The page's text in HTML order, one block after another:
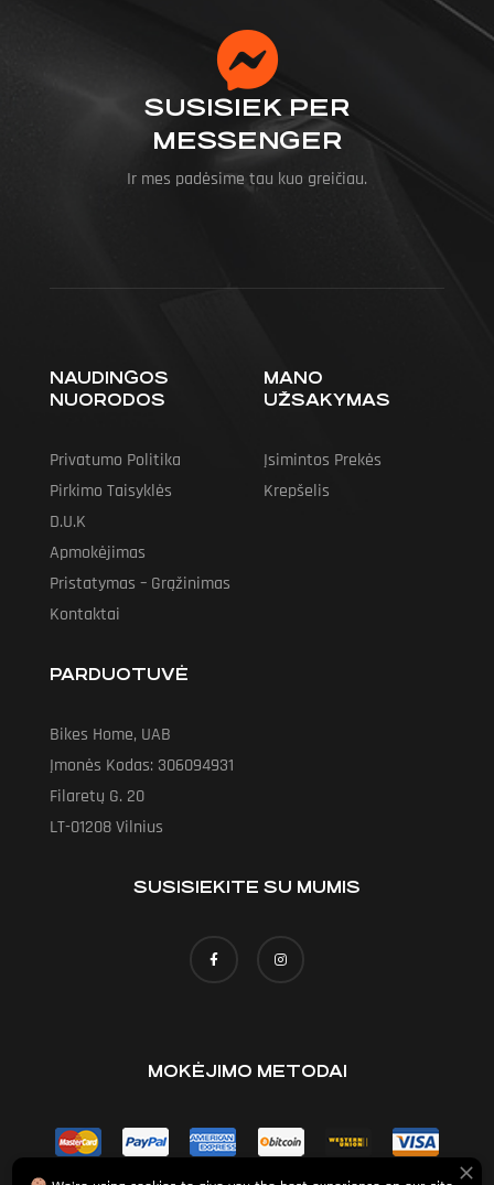
SUSISIEK PER
MESSENGER
Ir mes padėsime tau kuo greičiau.
NAUDINGOS
NUORODOS
Privatumo Politika
Pirkimo Taisyklės
D.U.K
Apmokėjimas
Pristatymas – Grąžinimas
Kontaktai
MANO
UŽSAKYMAS
Įsimintos Prekės
Krepšelis
PARDUOTUVĖ
Bikes Home, UAB
Įmonės Kodas: 306094931
Filaretų G. 20
LT-01208 Vilnius
SUSISIEKITE SU MUMIS
MOKĖJIMO METODAI